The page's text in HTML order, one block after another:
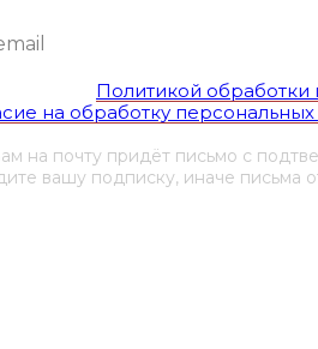
Политикой
на обработку
на почту придёт письмо с
вашу подписку, иначе письма